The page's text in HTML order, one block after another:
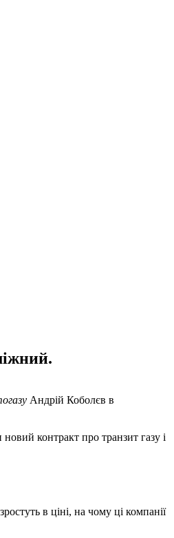
Андрій Коболєв в
контракт про транзит газу і
в ціні, на чому ці компанії